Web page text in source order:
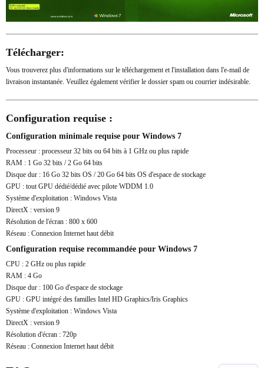
Télécharger:
Vous trouverez plus d'informations sur le téléchargement et l'installation dans l'e-mail de
livraison instantanée. Veuillez également vérifier le dossier spam ou courrier indésirable.
Configuration requise :
Configuration minimale requise pour Windows 7
Processeur : processeur 32 bits ou 64 bits à 1 GHz ou plus rapide
RAM : 1 Go 32 bits / 2 Go 64 bits
Disque dur : 16 Go 32 bits OS / 20 Go 64 bits OS d'espace de stockage
GPU : tout GPU dédié/dédié avec pilote WDDM 1.0
Système d'exploitation : Windows Vista
DirectX : version 9
Résolution de l'écran : 800 x 600
Réseau : Connexion Internet haut débit
Configuration requise recommandée pour Windows 7
CPU : 2 GHz ou plus rapide
RAM : 4 Go
Disque dur : 100 Go d'espace de stockage
GPU : GPU intégré des familles Intel HD Graphics/Iris Graphics
Système d'exploitation : Windows Vista
DirectX : version 9
Résolution d'écran : 720p
Réseau : Connexion Internet haut débit